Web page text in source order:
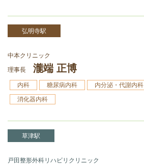
弘明寺駅
中本クリニック
理事長
瀧端 正博
内科 糖尿病内科 内分泌・代謝内科
消化器内科
草津駅
戸田整形外科リハビリクリニック